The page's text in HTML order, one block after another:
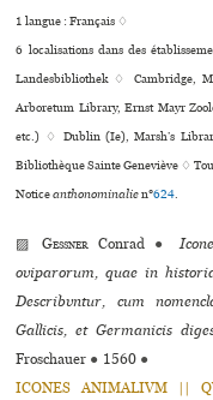
1 langue :Français ♢
6 localisations dans des
Landesbibliothek ♢ Cambridge,
Arboretum Library, Ernst Mayr
etc.) ♢ Dublin (Ie), Marsh’s
Bibliothèque Sainte Geneviève ♢
Noticeanthonominalien°624.
▨Gessner Conrad ●
oviparorum, quae in
Describvntur, cum
Gallicis, et Germanicis
Froschauer ● 1560 ●
ICONES ANIMALIVM ||